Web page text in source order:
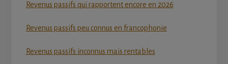
Revenus passifs qui rapportent encore en 2026
Revenus passifs peu connus en francophonie
Revenus passifs inconnus mais rentables